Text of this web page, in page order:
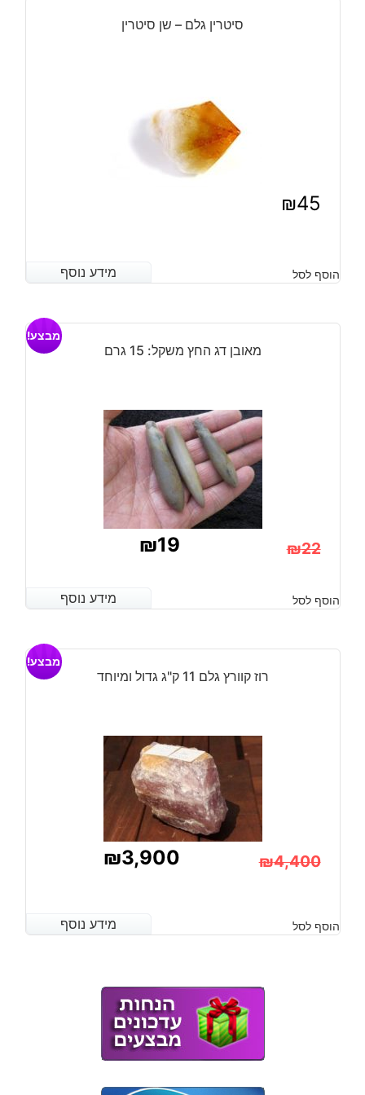
סיטרין גלם – שן סיטרין
₪45
מידע נוסף הוסף לסל מידע נוסף
מאובן דג החץ משקל: 15 גרם
מבצע!
₪22
המקורי
₪19
הנוכחי
מידע נוסף הוסף לסל מידע נוסף
רוז קוורץ גלם 11 ק"ג גדול ומיוחד
מבצע!
₪4,400
היה:
₪3,900
הוא:
מידע נוסף הוסף לסל מידע נוסף